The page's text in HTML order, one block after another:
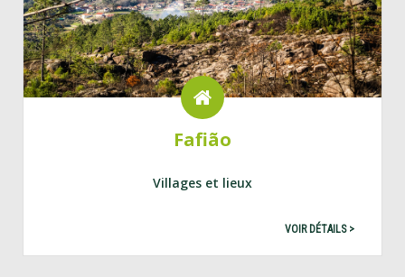
Fafião
Villages et lieux
VOIR DÉTAILS >